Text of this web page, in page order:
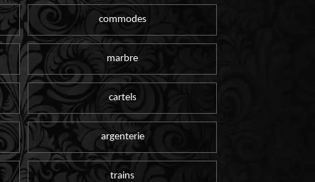
commodes
marbre
cartels
argenterie
trains